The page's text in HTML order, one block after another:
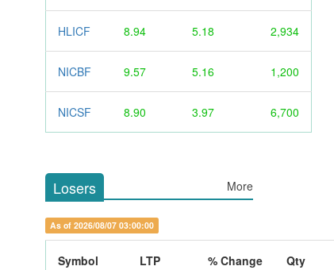
HLICF 8.94 5.18 2,934
NICBF 9.57 5.16 1,200
NICSF 8.90 3.97 6,700
Losers More
As of 2026/08/07 03:00:00
Symbol LTP % Change Qty